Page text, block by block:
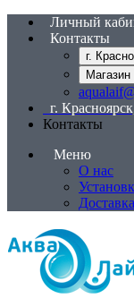
Личный
Контакты
г.
Магазин
г.
Контакты
Меню
О нас
Доставка